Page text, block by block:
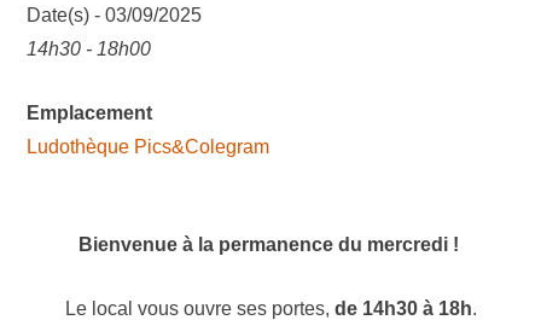
Date(s) - 03/09/2025
14h30 - 18h00
Emplacement
Ludothèque Pics&Colegram
Bienvenue à la permanence du mercredi !
Le local vous ouvre ses portes, de 14h30 à 18h.